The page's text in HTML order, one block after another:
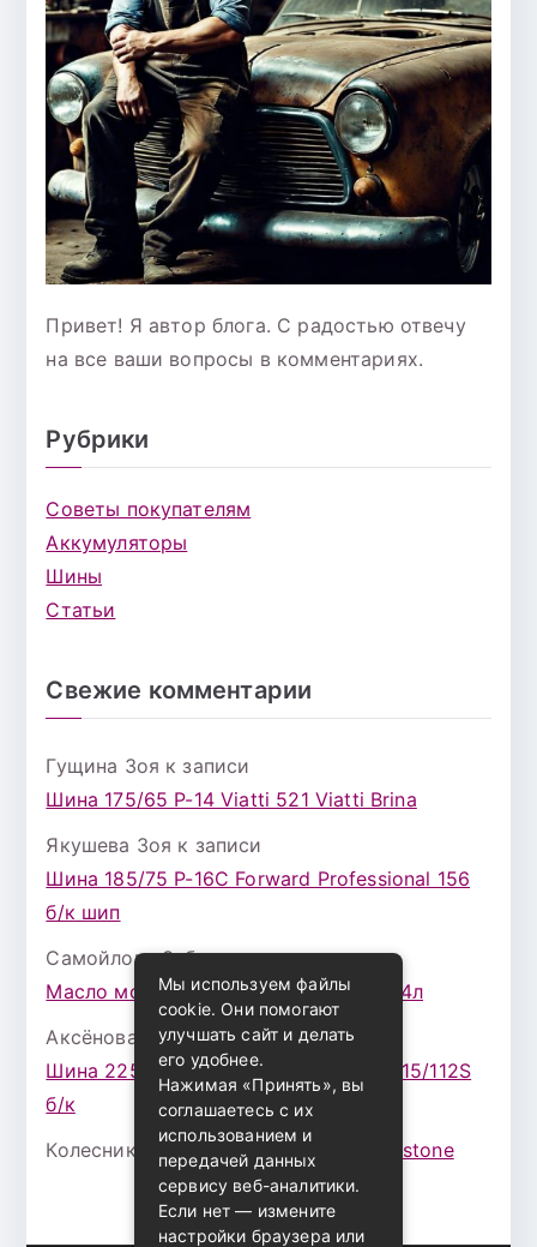
Привет! Я автор блога. С радостью отвечу
на все ваши вопросы в комментариях.
Рубрики
Советы покупателям
Аккумуляторы
Шины
Статьи
Свежие комментарии
Гущина Зоя к записи
Шина 175/65 Р-14 Viatti 521 Viatti Brina
Якушева Зоя к записи
Шина 185/75 Р-16С Forward Professional 156
б/к шип
Самойлова Забавак записи
Масло моторное ZIC X7 (A+) 10W30 4л
Аксёнова Адельк записи
Шина 225/75 Р-16 Nokian Rotiva HT 115/112S
б/к
Колесникова Аурикак записи Bridgestone
Мы используем файлы
cookie. Они помогают
улучшать сайт и делать
его удобнее.
Нажимая «Принять», вы
соглашаетесь с их
использованием и
передачей данных
сервису веб-аналитики.
Если нет — измените
настройки браузера или